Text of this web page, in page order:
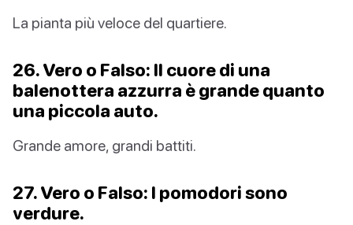
La pianta più veloce del quartiere.
26. Vero o Falso: Il cuore di una
balenottera azzurra è grande quanto
una piccola auto.
Grande amore, grandi battiti.
27. Vero o Falso: I pomodori sono
verdure.